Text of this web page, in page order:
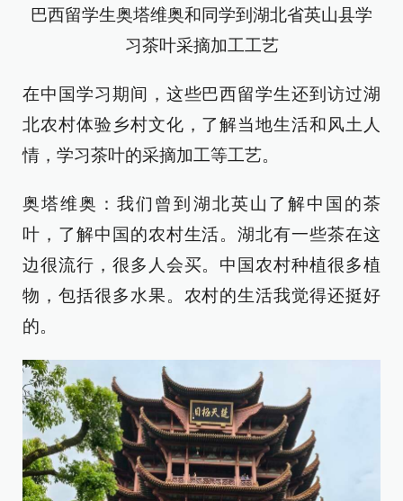
巴西留学生奥塔维奥和同学到湖北省英山县学
习茶叶采摘加工工艺
在中国学习期间，这些巴西留学生还到访过湖
北农村体验乡村文化，了解当地生活和风土人
情，学习茶叶的采摘加工等工艺。
奥塔维奥：我们曾到湖北英山了解中国的茶
叶，了解中国的农村生活。湖北有一些茶在这
边很流行，很多人会买。中国农村种植很多植
物，包括很多水果。农村的生活我觉得还挺好
的。